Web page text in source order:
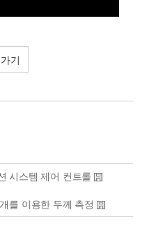
기
시스템 제어 컨트롤
를 이용한 두께 측정